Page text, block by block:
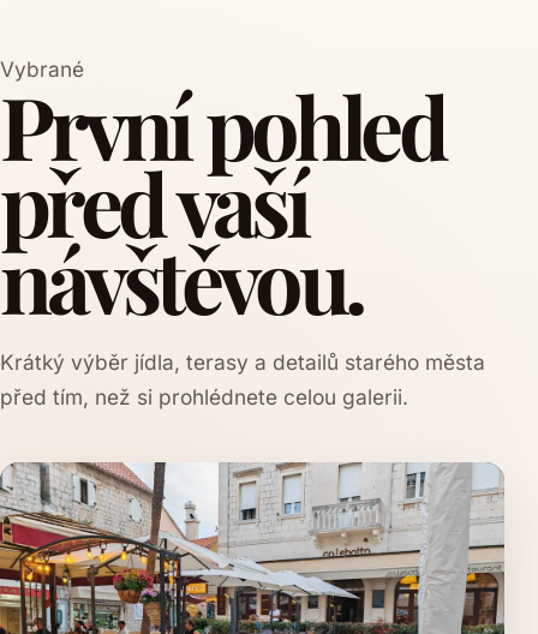
Vybrané
První pohled
před vaší
návštěvou.
Krátký výběr jídla, terasy a detailů starého města
před tím, než si prohlédnete celou galerii.